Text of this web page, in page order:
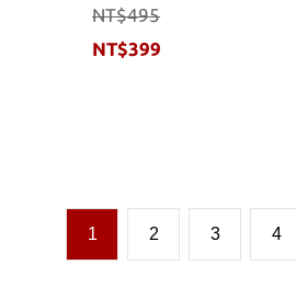
NT$495
NT$399
1 2 3 4